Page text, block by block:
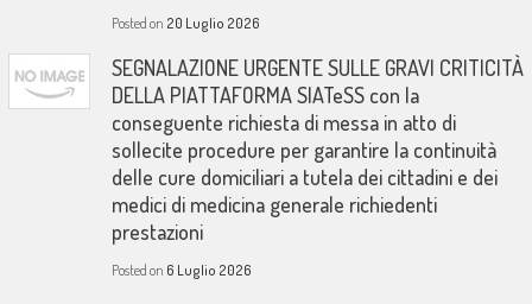
Posted on 20 Luglio 2026
SEGNALAZIONE URGENTE SULLE GRAVI CRITICITÀ
DELLA PIATTAFORMA SIATeSS con la
conseguente richiesta di messa in atto di
sollecite procedure per garantire la continuità
delle cure domiciliari a tutela dei cittadini e dei
medici di medicina generale richiedenti
prestazioni
Posted on 6 Luglio 2026